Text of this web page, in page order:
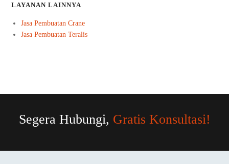
LAYANAN LAINNYA
Jasa Pembuatan Crane
Jasa Pembuatan Teralis
Segera Hubungi, Gratis Konsultasi!